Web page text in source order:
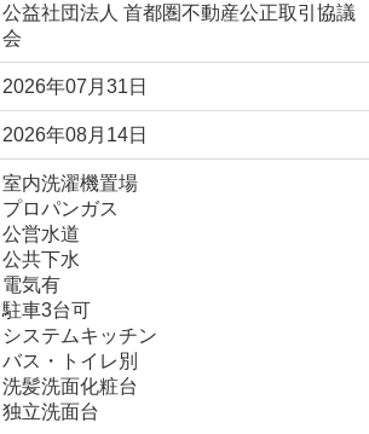
公益社団法人 首都圏不動産公正取引協議
会
2026年07月31日
2026年08月14日
室内洗濯機置場
プロパンガス
公営水道
公共下水
電気有
駐車3台可
システムキッチン
バス・トイレ別
洗髪洗面化粧台
独立洗面台